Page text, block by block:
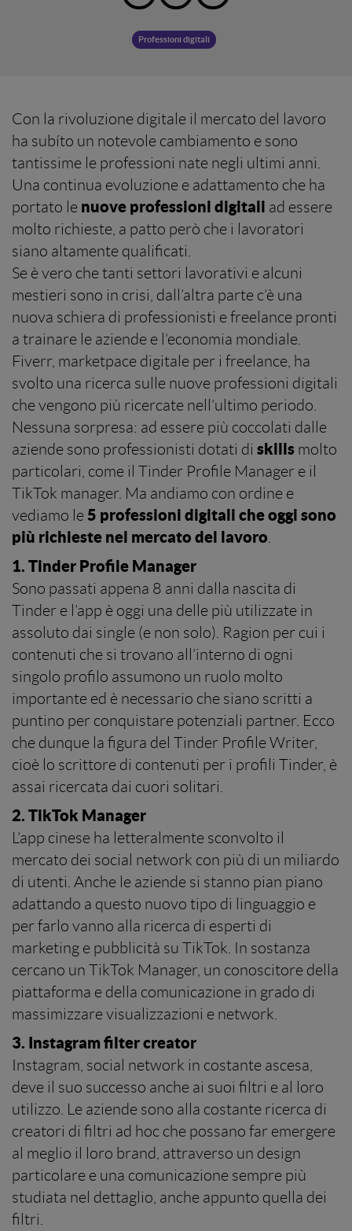
Professioni digitali
Con la rivoluzione digitale il mercato del lavoro
ha subíto un notevole cambiamento e sono
tantissime le professioni nate negli ultimi anni.
Una continua evoluzione e adattamento che ha
portato le nuove professioni digitali ad essere
molto richieste, a patto però che i lavoratori
siano altamente qualificati.
Se è vero che tanti settori lavorativi e alcuni
mestieri sono in crisi, dall’altra parte c’è una
nuova schiera di professionisti e freelance pronti
a trainare le aziende e l’economia mondiale.
Fiverr, marketpace digitale per i freelance, ha
svolto una ricerca sulle nuove professioni digitali
che vengono più ricercate nell’ultimo periodo.
Nessuna sorpresa: ad essere più coccolati dalle
aziende sono professionisti dotati di skills molto
particolari, come il Tinder Profile Manager e il
TikTok manager. Ma andiamo con ordine e
vediamo le5 professioni digitali che oggi sono
più richieste nel mercato del lavoro
1. Tinder Profile Manager
Sono passati appena 8 anni dalla nascita di
Tinder e l’app è oggi una delle più utilizzate in
assoluto dai single (e non solo). Ragion per cui i
contenuti che si trovano all’interno di ogni
singolo profilo assumono un ruolo molto
importante ed è necessario che siano scritti a
puntino per conquistare potenziali partner. Ecco
che dunque la figura del Tinder Profile Writer,
cioè lo scrittore di contenuti per i profili Tinder, è
assai ricercata dai cuori solitari.
2. TikTok Manager
L’app cinese ha letteralmente sconvolto il
mercato dei social network con più di un miliardo
di utenti. Anche le aziende si stanno pian piano
adattando a questo nuovo tipo di linguaggio e
per farlo vanno alla ricerca di esperti di
marketing e pubblicità su TikTok. In sostanza
cercano un TikTok Manager, un conoscitore della
piattaforma e della comunicazione in grado di
massimizzare visualizzazioni e network.
3. Instagram filter creator
Instagram, social network in costante ascesa,
deve il suo successo anche ai suoi filtri e al loro
utilizzo. Le aziende sono alla costante ricerca di
creatori di filtri ad hoc che possano far emergere
al meglio il loro brand, attraverso un design
particolare e una comunicazione sempre più
studiata nel dettaglio, anche appunto quella dei
filtri.